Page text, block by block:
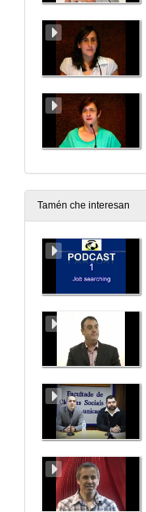
Tamén che interesan